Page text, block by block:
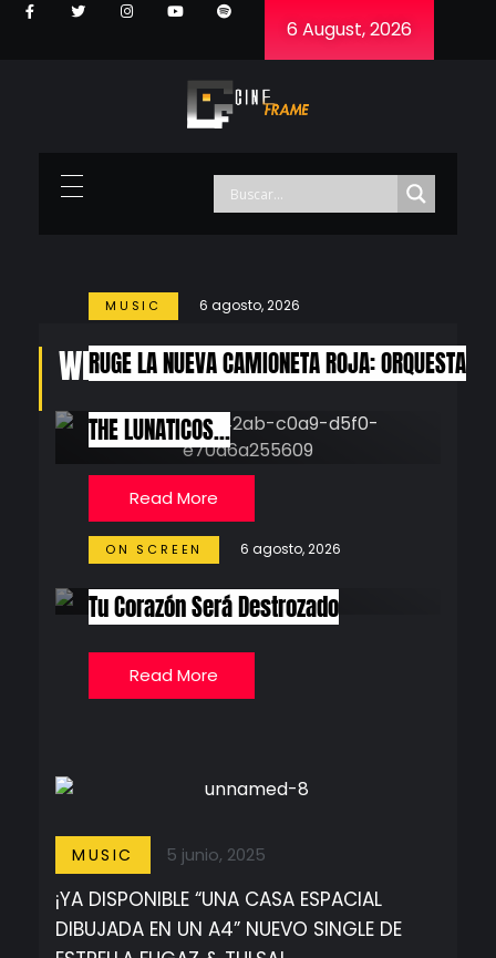
6 August, 2026
What’s New
MUSIC 6 agosto, 2026
RUGE LA NUEVA CAMIONETA ROJA: ORQUESTA
THE LUNATICOS…
Read More
ON SCREEN 6 agosto, 2026
Tu Corazón Será Destrozado
Read More
MUSIC 5 junio, 2025
¡YA DISPONIBLE “UNA CASA ESPACIAL
DIBUJADA EN UN A4” NUEVO SINGLE DE